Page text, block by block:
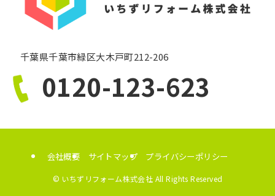
千葉県千葉市緑区大木戸町212-206
0120-123-623
会社概要 サイトマップ プライバシーポリシー
© いちずリフォーム株式会社 All Rights Reserved